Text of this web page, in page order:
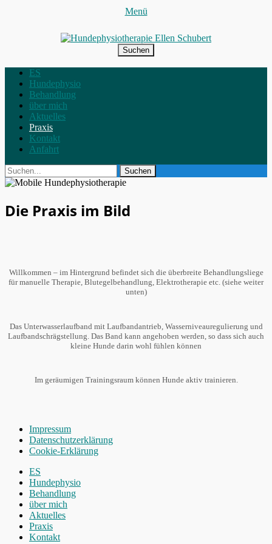
Menü
Hundephysiotherapie Ellen
Bewegung macht Spaß!
Suchen
nach:
Primäres
Menü
Zum
Inhalt
springen
ES
Hundephysio
Behandlung
über mich
Aktuelles
Praxis
Kontakt
Anfahrt
Suchen
Suchen
nach:
Die Praxis im Bild
Willkommen – im Hintergrund befindet sich die überbreite Behandlungsliege
für manuelle Therapie, Blutegelbehandlung, Elektrotherapie etc. (siehe weiter
unten)
Das Unterwasserlaufband mit Laufbandantrieb, Wasserniveauregulierung und
Laufbandschrägstellung. Das Band kann angehoben werden, so dass sich auch
kleine Hunde darin wohl fühlen können
Im geräumigen Trainingsraum können Hunde aktiv trainieren.
Impressum
Datenschutzerklärung
Cookie-Erklärung
Nach
oben
scrollen
ES
Hundephysio
Behandlung
über mich
Aktuelles
Praxis
Kontakt